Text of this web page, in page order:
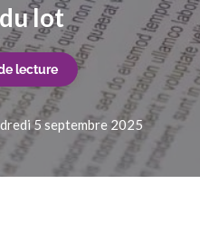
lot
lecture
5 septembre 2025